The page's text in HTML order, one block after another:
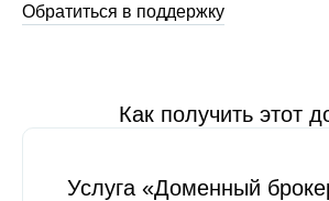
Обратиться в поддержку
Как получить этот
Услуга «Доменный